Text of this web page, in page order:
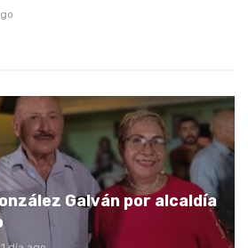
Galván por alcaldía